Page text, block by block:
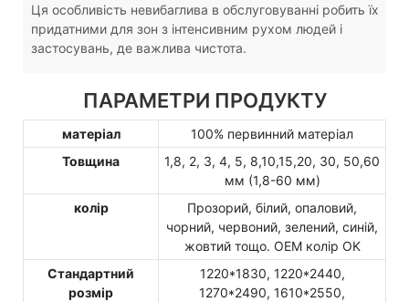
Ця особливість невибаглива в обслуговуванні робить їх
придатними для зон з інтенсивним рухом людей і
застосувань, де важлива чистота.
ПАРАМЕТРИ ПРОДУКТУ
матеріал
100% первинний матеріал
Товщина
1,8, 2, 3, 4, 5, 8,10,15,20, 30, 50,60
мм (1,8-60 мм)
колір
Прозорий, білий, опаловий,
чорний, червоний, зелений, синій,
жовтий тощо. OEM колір OK
Стандартний
розмір
1220*1830, 1220*2440,
1270*2490, 1610*2550,